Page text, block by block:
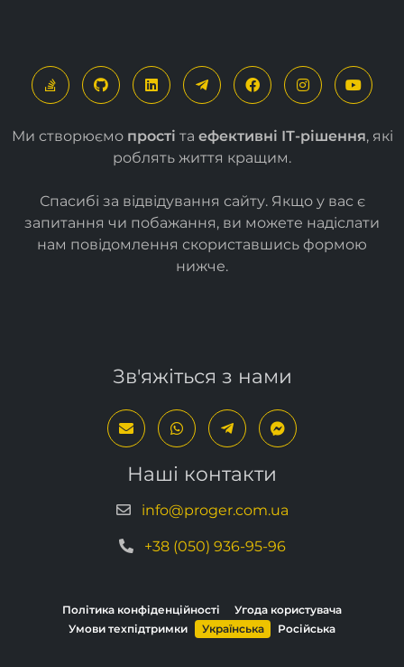
Ми створюємо прості та ефективні ІТ-рішення, які
роблять життя кращим.
Спасибі за відвідування сайту. Якщо у вас є
запитання чи побажання, ви можете надіслати
нам повідомлення скориставшись формою
нижче.
Зв'яжіться з нами
Наші контакти
info@proger.com.ua
+38 (050) 936-95-96
Політика конфіденційності
Угода користувача
Умови техпідтримки
Українська Російська